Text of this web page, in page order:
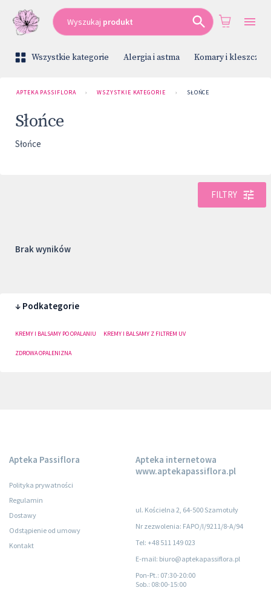
Wyszukaj produkt
Wszystkie kategorie Alergia i astma Komary i kleszcze
APTEKA PASSIFLORA › WSZYSTKIE KATEGORIE › SŁOŃCE
Słońce
Słońce
FILTRY
Brak wyników
↓ Podkategorie
KREMY I BALSAMY PO OPALANIU KREMY I BALSAMY Z FILTREM UV
ZDROWA OPALENIZNA
Apteka Passiflora
Polityka prywatności
Regulamin
Dostawy
Odstąpienie od umowy
Kontakt
Apteka internetowa
www.aptekapassiflora.pl
ul. Kościelna 2, 64-500 Szamotuły
Nr zezwolenia: FAPO/I/9211/8-A/94
Tel: +48 511 149 023
E-mail: biuro@aptekapassiflora.pl
Pon-Pt.: 07:30-20:00
Sob.: 08:00-15:00